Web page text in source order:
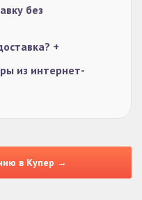
без
+
из интернет-
в Купер →